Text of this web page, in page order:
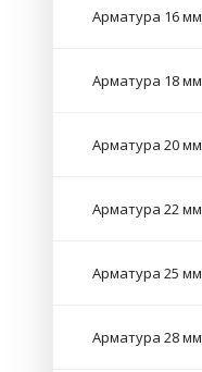
Арматура 16 мм
Арматура 18 мм
Арматура 20 мм
Арматура 22 мм
Арматура 25 мм
Арматура 28 мм